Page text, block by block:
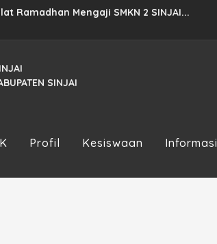
Ramadhan Mengaji SMKN 2 SINJAI...
Baru Tahun 2025...
TINGKAT PROVINSI TAHUN 2022...
SINJAI
Profil Kesiswaan Informasi